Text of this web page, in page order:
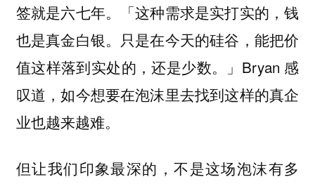
签就是六七年。「这种需求是实打实的，钱
也是真金白银。只是在今天的硅谷，能把价
值这样落到实处的，还是少数。」Bryan 感
叹道，如今想要在泡沫里去找到这样的真企
业也越来越难。
但让我们印象最深的，不是这场泡沫有多